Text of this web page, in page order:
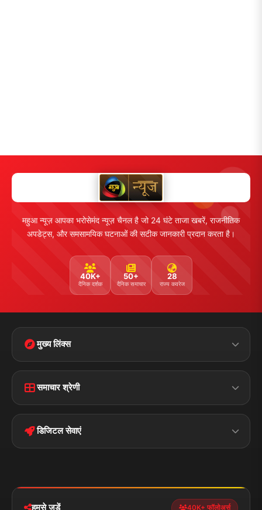
महुआ न्यूज़ आपका भरोसेमंद न्यूज़ चैनल है जो 24 घंटे ताजा खबरें, राजनीतिक
अपडेट्स, और समसामयिक घटनाओं की सटीक जानकारी प्रदान करता है।
40K+
दैनिक दर्शक
50+
दैनिक समाचार
28
राज्य कवरेज
मुख्य लिंक्स
Home Contact Us
Terms &
Conditions
Privacy Policy
समाचार श्रेणी
बिहार क्राइम
पॉलिटिकल झारखण्ड
डिजिटल सेवाएं
हमसे जुड़ें 40K+ फॉलोअर्स